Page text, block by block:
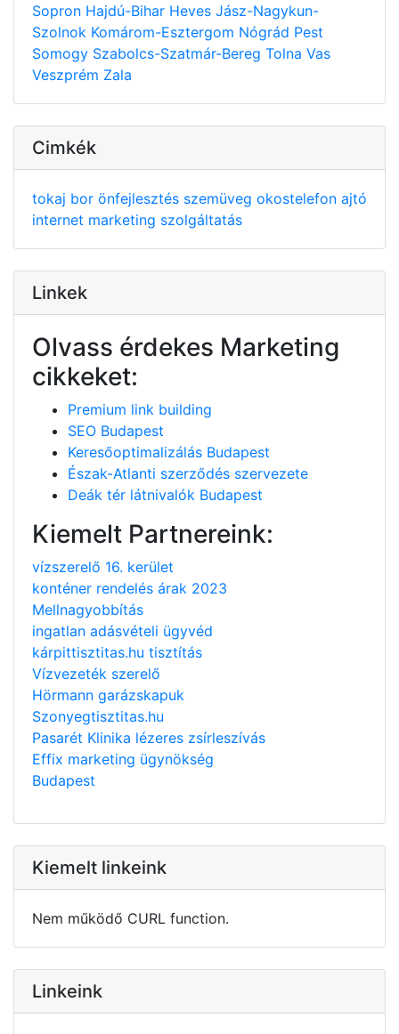
Sopron Hajdú-Bihar Heves Jász-Nagykun-
Szolnok Komárom-Esztergom Nógrád Pest
Somogy Szabolcs-Szatmár-Bereg Tolna Vas
Veszprém Zala
Cimkék
tokaj bor önfejlesztés szemüveg okostelefon ajtó
internet marketing szolgáltatás
Linkek
Olvass érdekes Marketing
cikkeket:
Premium link building
SEO Budapest
Keresőoptimalizálás Budapest
Észak-Atlanti szerződés szervezete
Deák tér látnivalók Budapest
Kiemelt Partnereink:
vízszerelő 16. kerület
konténer rendelés árak 2023
Mellnagyobbítás
ingatlan adásvételi ügyvéd
kárpittisztitas.hu tisztítás
Vízvezeték szerelő
Hörmann garázskapuk
Szonyegtisztitas.hu
Pasarét Klinika lézeres zsírleszívás
Effix marketing ügynökség
Budapest
Kiemelt linkeink
Nem működő CURL function.
Linkeink